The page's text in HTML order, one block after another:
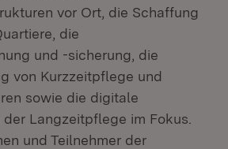
vor Ort, die Schaffung
die
und -sicherung, die
von Kurzzeitpflege und
sowie die digitale
Langzeitpflege im Fokus.
und Teilnehmer der